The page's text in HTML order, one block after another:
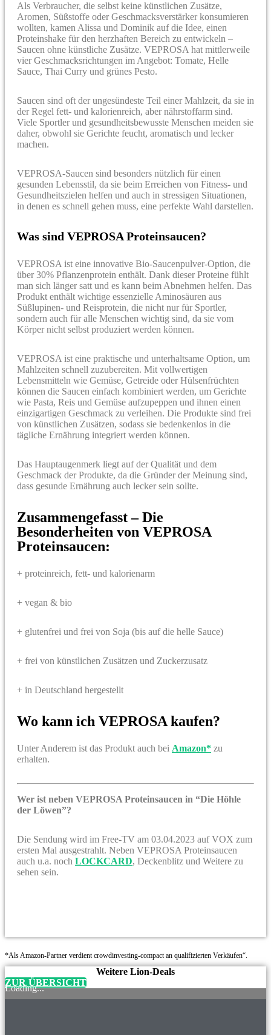
Als Verbraucher, die selbst keine künstlichen Zusätze,
Aromen, Süßstoffe oder Geschmacksverstärker konsumieren
wollten, kamen Alissa und Dominik auf die Idee, einen
Proteinshake für den herzhaften Bereich zu entwickeln –
Saucen ohne künstliche Zusätze. VEPROSA hat mittlerweile
vier Geschmacksrichtungen im Angebot: Tomate, Helle
Sauce, Thai Curry und grünes Pesto.
Saucen sind oft der ungesündeste Teil einer Mahlzeit, da sie in
der Regel fett- und kalorienreich, aber nährstoffarm sind.
Viele Sportler und gesundheitsbewusste Menschen meiden sie
daher, obwohl sie Gerichte feucht, aromatisch und lecker
machen.
VEPROSA-Saucen sind besonders nützlich für einen
gesunden Lebensstil, da sie beim Erreichen von Fitness- und
Gesundheitszielen helfen und auch in stressigen Situationen,
in denen es schnell gehen muss, eine perfekte Wahl darstellen.
Was sind VEPROSA Proteinsaucen?
VEPROSA ist eine innovative Bio-Saucenpulver-Option, die
über 30% Pflanzenprotein enthält. Dank dieser Proteine fühlt
man sich länger satt und es kann beim Abnehmen helfen. Das
Produkt enthält wichtige essenzielle Aminosäuren aus
Süßlupinen- und Reisprotein, die nicht nur für Sportler,
sondern auch für alle Menschen wichtig sind, da sie vom
Körper nicht selbst produziert werden können.
VEPROSA ist eine praktische und unterhaltsame Option, um
Mahlzeiten schnell zuzubereiten. Mit vollwertigen
Lebensmitteln wie Gemüse, Getreide oder Hülsenfrüchten
können die Saucen einfach kombiniert werden, um Gerichte
wie Pasta, Reis und Gemüse aufzupeppen und ihnen einen
einzigartigen Geschmack zu verleihen. Die Produkte sind frei
von künstlichen Zusätzen, sodass sie bedenkenlos in die
tägliche Ernährung integriert werden können.
Das Hauptaugenmerk liegt auf der Qualität und dem
Geschmack der Produkte, da die Gründer der Meinung sind,
dass gesunde Ernährung auch lecker sein sollte.
Zusammengefasst – Die
Besonderheiten von VEPROSA
Proteinsaucen:
+ proteinreich, fett- und kalorienarm
+ vegan & bio
+ glutenfrei und frei von Soja (bis auf die helle Sauce)
+ frei von künstlichen Zusätzen und Zuckerzusatz
+ in Deutschland hergestellt
Wo kann ich VEPROSA kaufen?
Unter Anderem ist das Produkt auch bei Amazon* zu
erhalten.
Wer ist neben VEPROSA Proteinsaucen in “Die Höhle
der Löwen”?
Die Sendung wird im Free-TV am 03.04.2023 auf VOX zum
ersten Mal ausgestrahlt. Neben VEPROSA Proteinsaucen
auch u.a. noch LOCKCARD, Deckenblitz und Weitere zu
sehen sein.
*Als Amazon-Partner verdient crowdinvesting-compact an qualifizierten Verkäufen“.
Weitere Lion-Deals
ZUR ÜBERSICHT
Loading...